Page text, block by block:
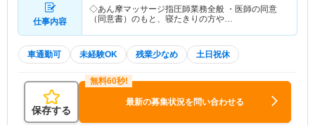
仕事内容
◇あん摩マッサージ指圧師業務全般 ・医師の同意
（同意書）のもと、寝たきりの方や…
車通勤可 未経験OK 残業少なめ 土日祝休
保存する
最新の募集状況を問い合わせる